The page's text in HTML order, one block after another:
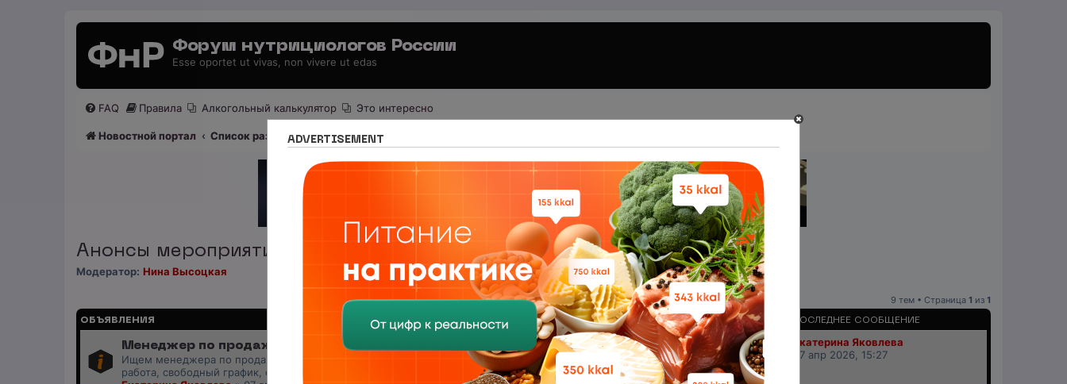
Форум нутрициологов России
Esse oportet ut vivas, non vivere ut edas
FAQ Правила Алкогольный калькулятор Это интересно
Новостной портал Список разделов Раздел для специалистов
Анонсы мероприятий
Модератор: Нина Высоцкая
9 тем • Страница 1 из 1
ОБЪЯВЛЕНИЯ ОТВЕТЫ ПРОСМОТРЫ ПОСЛЕДНЕЕ СООБЩЕНИЕ
Менеджер по продажам (B2B/B2C) в НЦПС — Удаленно, от 110 000 ₽
Ищем менеджера по продажам в лицензированный учебный центр нутрициологии. Удаленная
работа, свободный график, оплата 20%
0 18268
Екатерина Яковлева
07 апр 2026, 15:27
ADVERTISEMENT